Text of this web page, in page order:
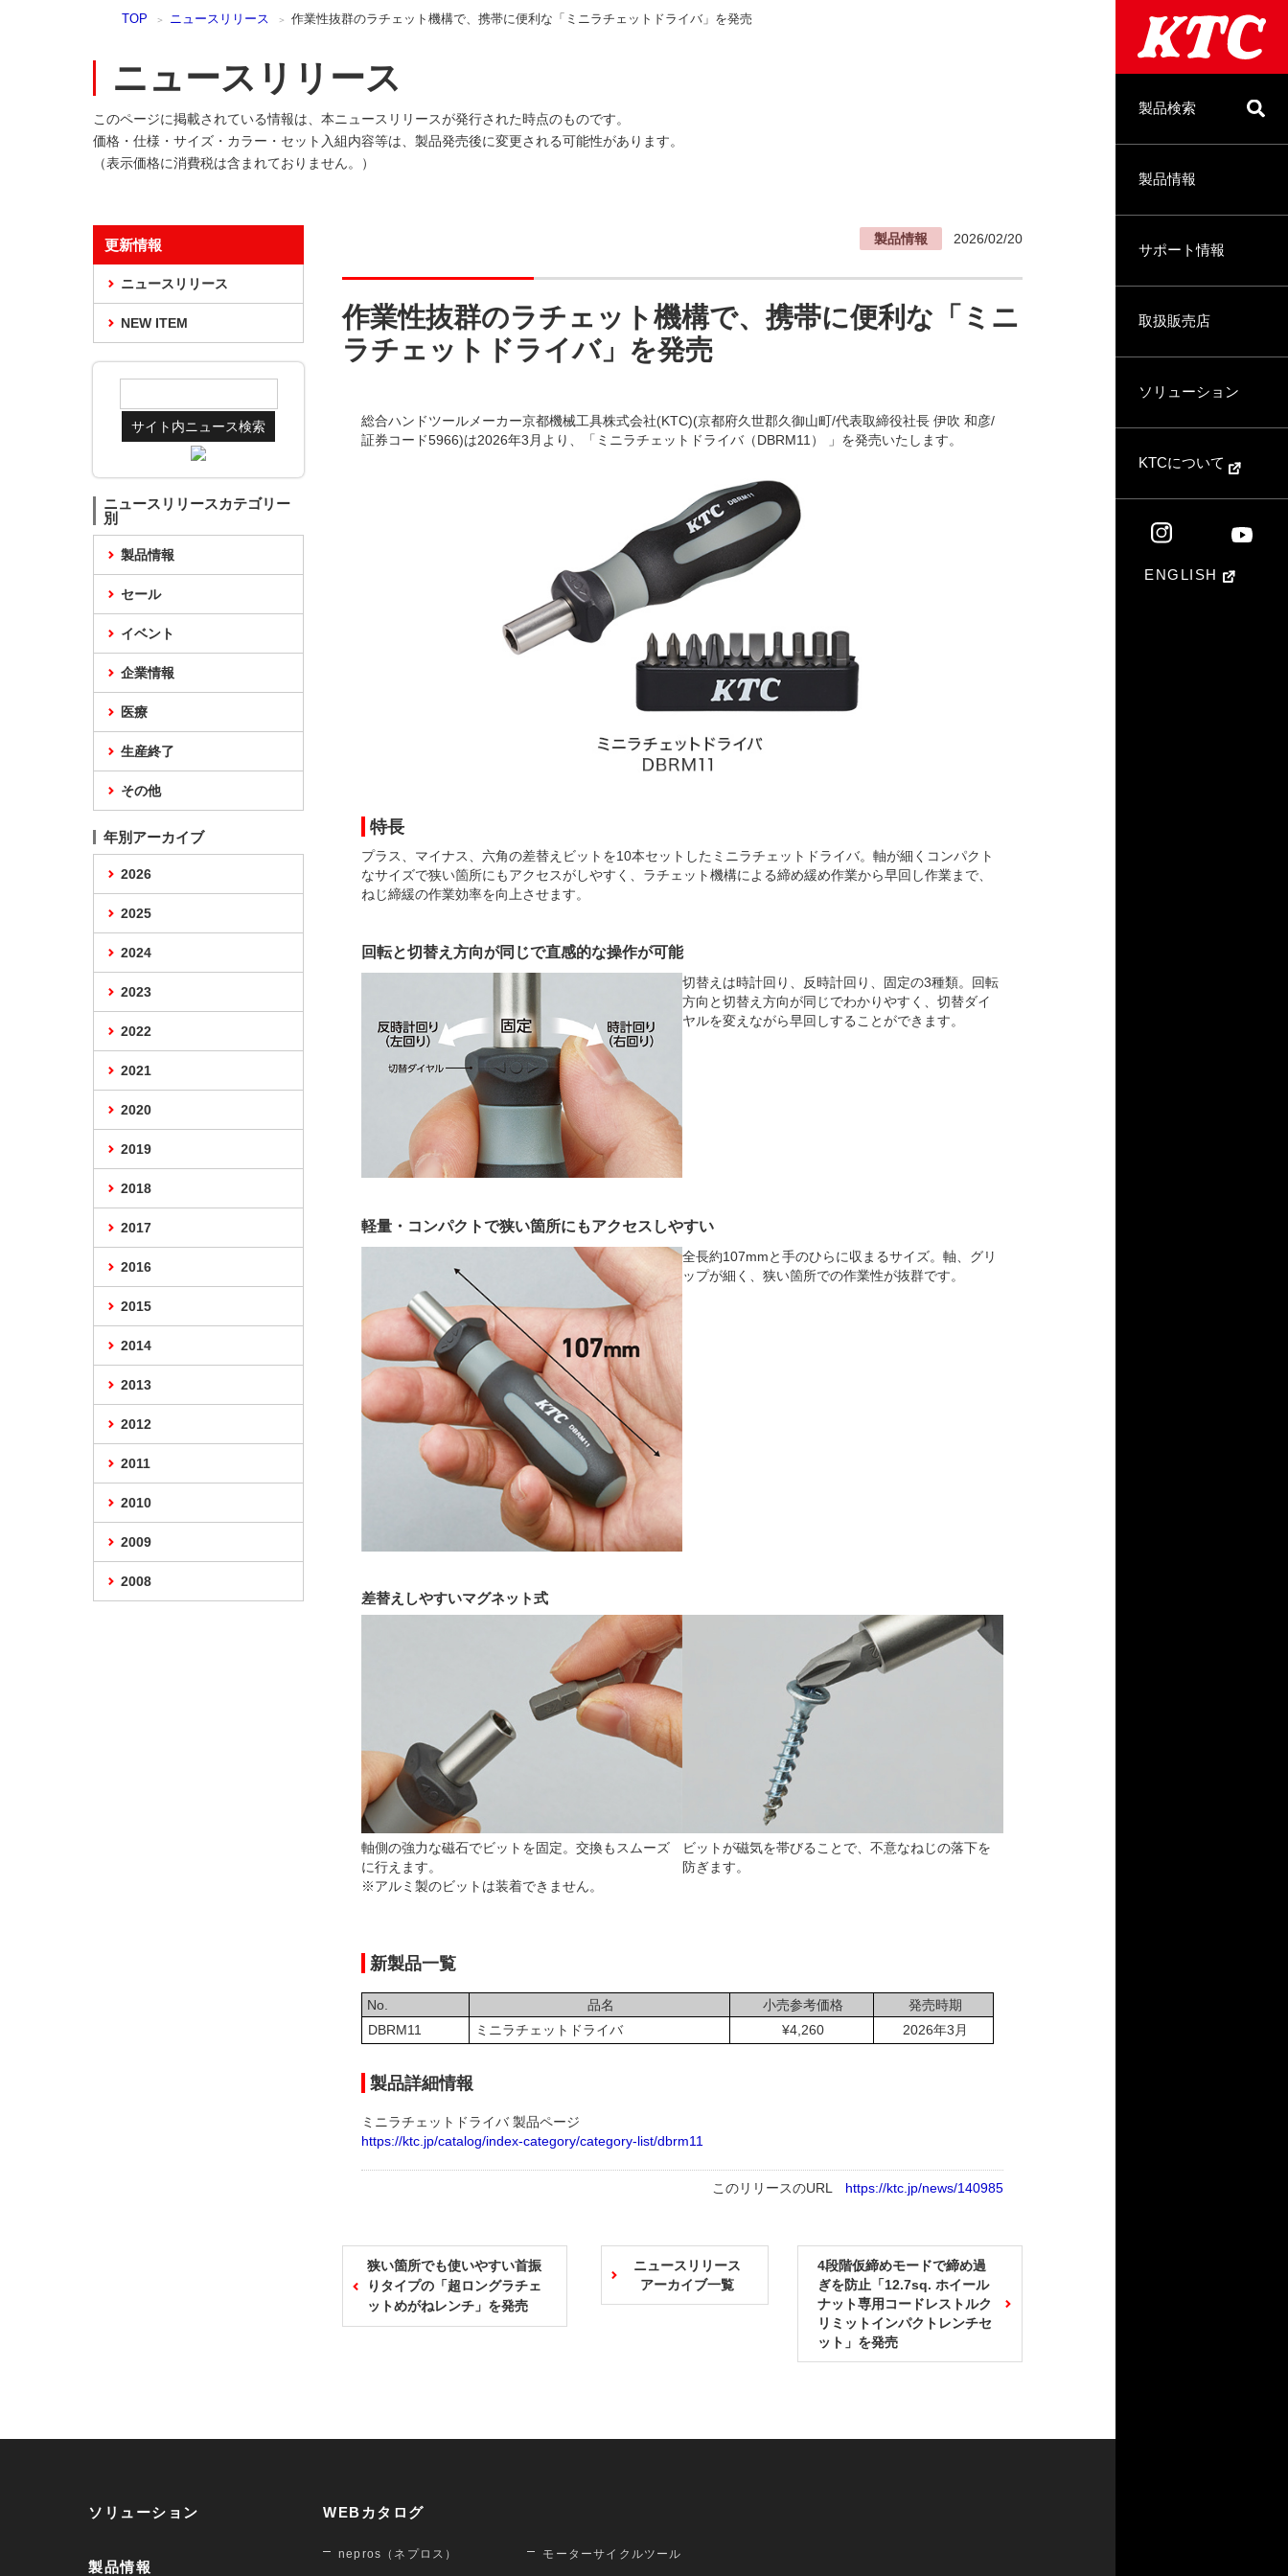
製品検索
製品情報
サポート情報
取扱販売店
ソリューション
KTCについて
ENGLISH
TOP ニュースリリース 作業性抜群のラチェット機構で、携帯に便利な「ミニラチェットドライバ」を発売
ニュースリリース
このページに掲載されている情報は、本ニュースリリースが発行された時点のものです。
価格・仕様・サイズ・カラー・セット入組内容等は、製品発売後に変更される可能性があります。
（表示価格に消費税は含まれておりません。）
製品情報 2026/02/20
作業性抜群のラチェット機構で、携帯に便利な「ミニ
ラチェットドライバ」を発売
総合ハンドツールメーカー京都機械工具株式会社(KTC)(京都府久世郡久御山町/代表取締役社長 伊吹 和彦/
証券コード5966)は2026年3月より、「ミニラチェットドライバ（DBRM11） 」を発売いたします。
特長
プラス、マイナス、六角の差替えビットを10本セットしたミニラチェットドライバ。軸が細くコンパクト
なサイズで狭い箇所にもアクセスがしやすく、ラチェット機構による締め緩め作業から早回し作業まで、
ねじ締緩の作業効率を向上させます。
回転と切替え方向が同じで直感的な操作が可能
切替えは時計回り、反時計回り、固定の3種類。回転
方向と切替え方向が同じでわかりやすく、切替ダイ
ヤルを変えながら早回しすることができます。
軽量・コンパクトで狭い箇所にもアクセスしやすい
全長約107mmと手のひらに収まるサイズ。軸、グリ
ップが細く、狭い箇所での作業性が抜群です。
差替えしやすいマグネット式
軸側の強力な磁石でビットを固定。交換もスムーズ
に行えます。
※アルミ製のビットは装着できません。
ビットが磁気を帯びることで、不意なねじの落下を
防ぎます。
新製品一覧
No. 品名 小売参考価格
発売時期
DBRM11
ミニラチェットドライバ ¥4,260 2026年3月
製品詳細情報
ミニラチェットドライバ 製品ページ
https://ktc.jp/catalog/index-category/category-list/dbrm11
このリリースのURL https://ktc.jp/news/140985
狭い箇所でも使いやすい首振
りタイプの「超ロングラチェ
ットめがねレンチ」を発売
ニュースリリース
アーカイブ一覧
4段階仮締めモードで締め過
ぎを防止「12.7sq. ホイール
ナット専用コードレストルク
リミットインパクトレンチセ
ット」を発売
更新情報
ニュースリリース
NEW ITEM
ニュースリリースカテゴリー
別
製品情報
セール
イベント
企業情報
医療
生産終了
その他
年別アーカイブ
2026
2025
2024
2023
2022
2021
2020
2019
2018
2017
2016
2015
2014
2013
2012
2011
2010
2009
2008
ソリューション
製品情報
WEBカタログ
nepros（ネプロス） モーターサイクルツール